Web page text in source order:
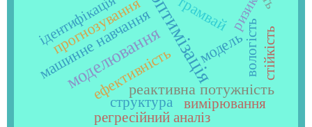
оптимізація
моделюванняреактивна потужність
ефективність
машинне навчання модель
прогнозування трамвай
вологість
ризик
структура
стійкість
регресійний аналіз
ідентифікація
вимірювання